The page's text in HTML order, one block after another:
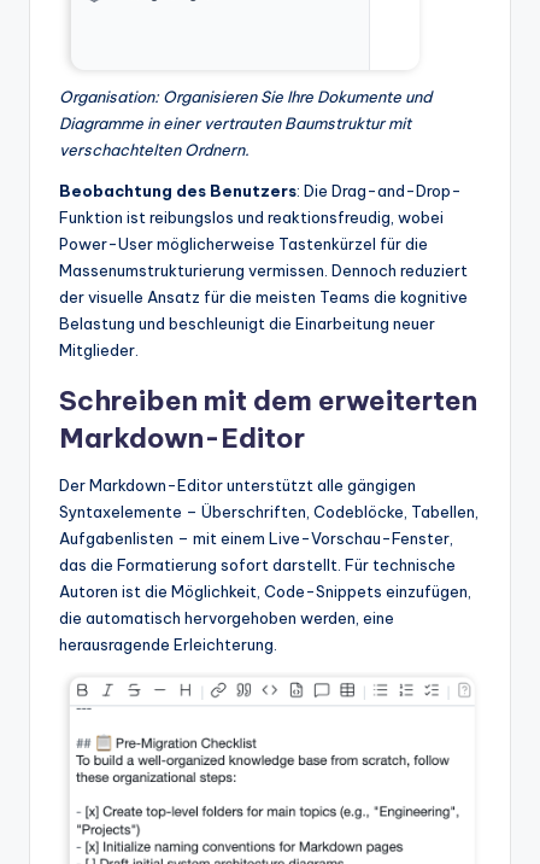
Organisation: Organisieren Sie Ihre Dokumente und
Diagramme in einer vertrauten Baumstruktur mit
verschachtelten Ordnern.
Beobachtung des Benutzers: Die Drag-and-Drop-
Funktion ist reibungslos und reaktionsfreudig, wobei
Power-User möglicherweise Tastenkürzel für die
Massenumstrukturierung vermissen. Dennoch reduziert
der visuelle Ansatz für die meisten Teams die kognitive
Belastung und beschleunigt die Einarbeitung neuer
Mitglieder.
Schreiben mit dem erweiterten
Markdown-Editor
Der Markdown-Editor unterstützt alle gängigen
Syntaxelemente – Überschriften, Codeblöcke, Tabellen,
Aufgabenlisten – mit einem Live-Vorschau-Fenster,
das die Formatierung sofort darstellt. Für technische
Autoren ist die Möglichkeit, Code-Snippets einzufügen,
die automatisch hervorgehoben werden, eine
herausragende Erleichterung.